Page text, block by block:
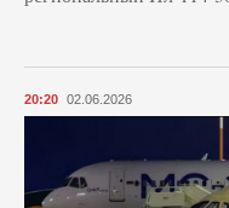
20:20 02.06.2026